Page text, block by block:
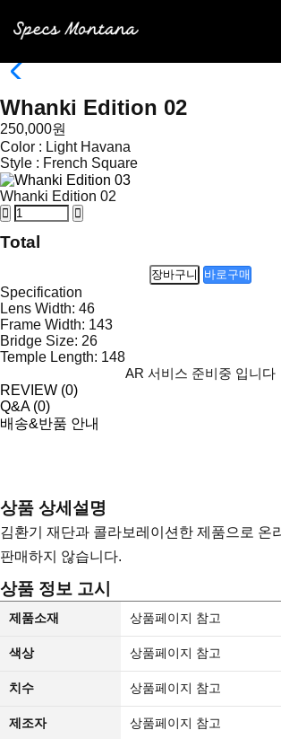
Whanki Edition 02
250,000원
Color : Light Havana
Style : French Square
Whanki Edition 02
Total
장바구니 바로구매
Specification
Lens Width: 46
Frame Width: 143
Bridge Size: 26
Temple Length: 148
AR 서비스 준비중 입니다
REVIEW (0)
Q&A (0)
배송&반품 안내
상품 상세설명
김환기 재단과 콜라보레이션한 제품으로 온
판매하지 않습니다.
상품 정보 고시
제품소재 상품페이지 참고
색상 상품페이지 참고
치수 상품페이지 참고
제조자 상품페이지 참고